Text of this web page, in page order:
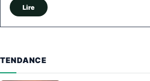
Lire
TENDANCE